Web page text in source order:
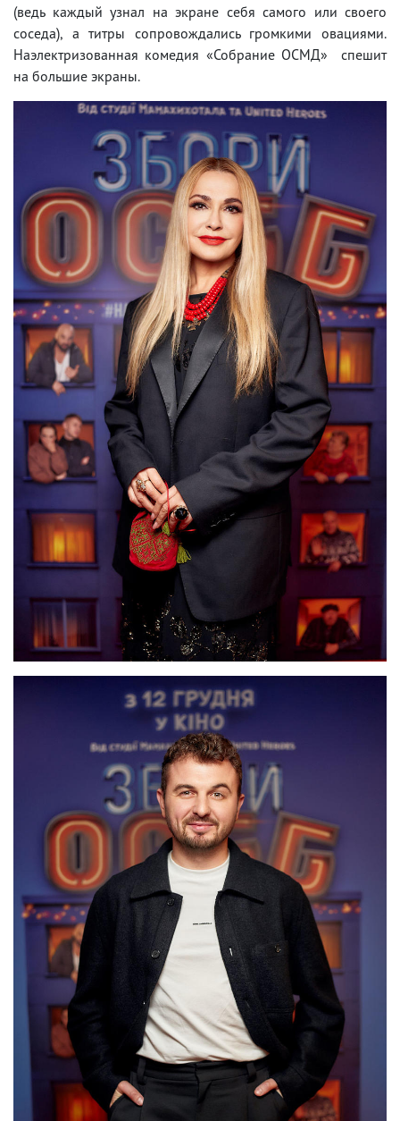
(ведь каждый узнал на экране себя самого или своего
соседа), а титры сопровождались громкими овациями.
Наэлектризованная комедия «Собрание ОСМД» спешит
на большие экраны.